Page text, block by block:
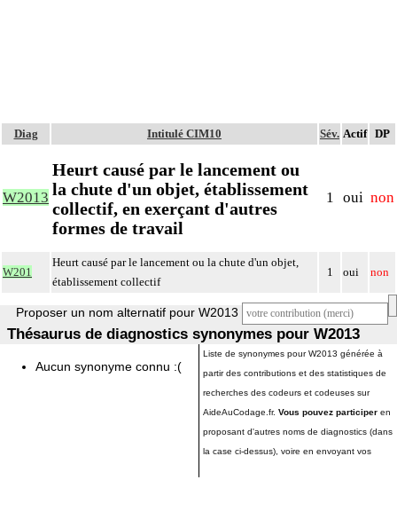
Diag Intitulé CIM10 Sév. Actif DP
W2013
Heurt causé par le lancement ou
la chute d'un objet, établissement
collectif, en exerçant d'autres
formes de travail
1 oui non
W201
Heurt causé par le lancement ou la chute d'un objet,
établissement collectif
1 oui non
Proposer un nom alternatif pour W2013
Thésaurus de diagnostics synonymes pour W2013
Aucun synonyme connu :(
Liste de synonymes pour W2013 générée à
partir des contributions et des statistiques de
recherches des codeurs et codeuses sur
AideAuCodage.fr. Vous pouvez participer en
proposant d'autres noms de diagnostics (dans
la case ci-dessus), voire en envoyant vos